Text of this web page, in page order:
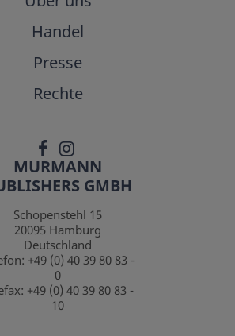
Handel
Presse
Rechte
MURMANN
GMBH
Schopenstehl 15
20095 Hamburg
Deutschland
+49 (0) 40 39 80 83 -
0
+49 (0) 40 39 80 83 -
10